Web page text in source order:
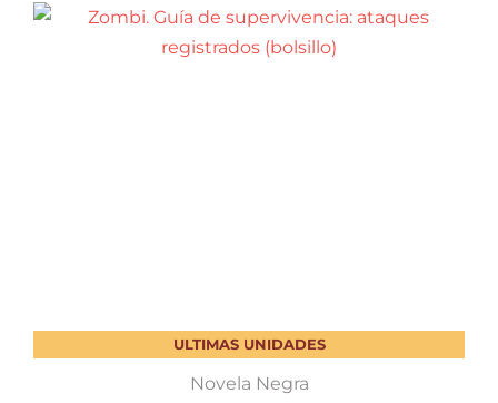
ULTIMAS UNIDADES
Novela Negra